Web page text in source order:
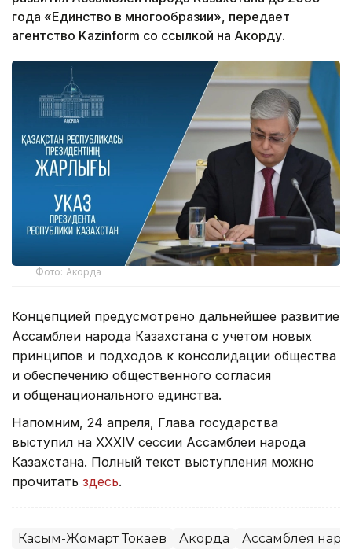
года «Единство в многообразии», передает
агентство Kazinform со ссылкой на Акорду.
Фото: Акорда
Концепцией предусмотрено дальнейшее развитие
Ассамблеи народа Казахстана с учетом новых
принципов и подходов к консолидации общества
и обеспечению общественного согласия
и общенационального единства.
Напомним, 24 апреля, Глава государства
выступил на ХХХІV сессии Ассамблеи народа
Казахстана. Полный текст выступления можно
прочитать здесь.
Касым-Жомарт Токаев Акорда Ассамблея